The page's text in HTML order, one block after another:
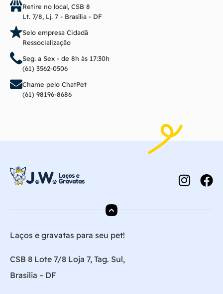
Retire no local, CSB 8
Lt. 7/8, Lj. 7 - Brasília - DF
Selo empresa Cidadã
Ressocialização
Seg. a Sex - de 8h às 17:30h
(61) 3562-0506
Chame pelo ChatPet
(61) 98196-8686
Laços e gravatas para seu pet!
CSB 8 Lote 7/8 Loja 7, Tag. Sul,
Brasília – DF